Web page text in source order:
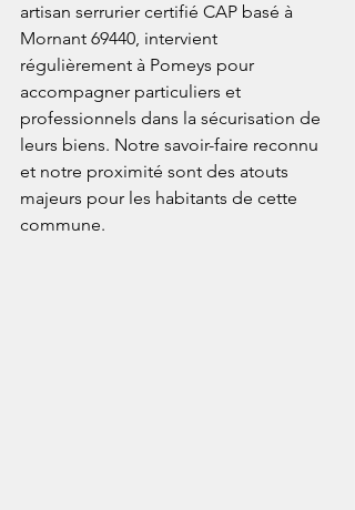
artisan serrurier certifié CAP basé à
Mornant 69440, intervient
régulièrement à Pomeys pour
accompagner particuliers et
professionnels dans la sécurisation de
leurs biens. Notre savoir-faire reconnu
et notre proximité sont des atouts
majeurs pour les habitants de cette
commune.